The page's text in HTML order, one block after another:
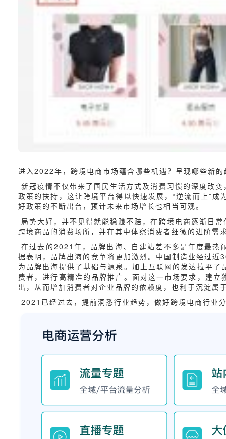
进入2022年，跨境电商市场蕴含哪些机遇？呈现哪些新
新冠疫情不仅带来了国民生活方式及消费习惯的深度改
政策的扶持，这让跨境平台得以快速发展，“逆流而上”成
好政策的不断出台，预计未来市场增长也相当可观。
局势大好，并不见得就能稳赚不赔，在跨境电商逐渐日
跨境商品的消费场所，并在其中体察消费者细微的进阶
在过去的2021年，品牌出海、自建站差不多是年度最热
据表明，品牌出海的竞争将更加激烈。中国制造业经过
为品牌出海提供了基础与源泉 。加上互联网的发达拉平了
费者，进行高精准的品牌推广。面对这一市场要求，建
出，从而增加消费者对企业品牌的依赖度，也利于沉淀
2021已经过去，提前洞悉行业趋势，做好跨境电商行业